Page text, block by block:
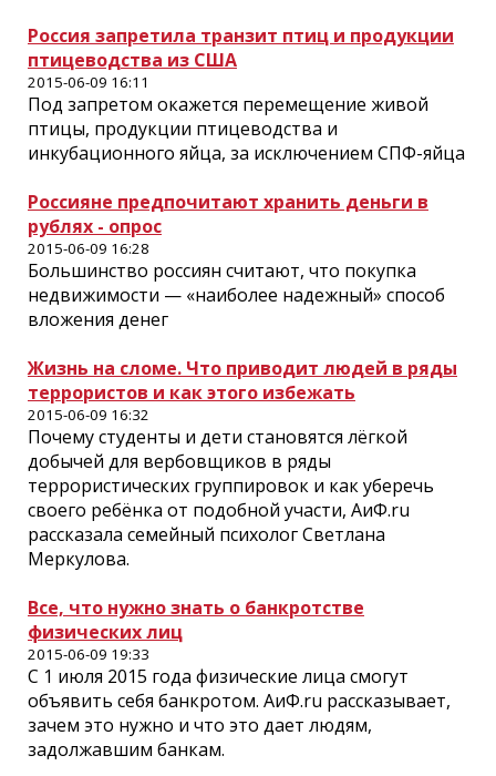
Россия запретила транзит птиц и продукции
птицеводства из США
2015-06-09 16:11
Под запретом окажется перемещение живой
птицы, продукции птицеводства и
инкубационного яйца, за исключением СПФ-яйца
Россияне предпочитают хранить деньги в
рублях - опрос
2015-06-09 16:28
Большинство россиян считают, что покупка
недвижимости — «наиболее надежный» способ
вложения денег
Жизнь на сломе. Что приводит людей в ряды
террористов и как этого избежать
2015-06-09 16:32
Почему студенты и дети становятся лёгкой
добычей для вербовщиков в ряды
террористических группировок и как уберечь
своего ребёнка от подобной участи, АиФ.ru
рассказала семейный психолог Светлана
Меркулова.
Все, что нужно знать о банкротстве
физических лиц
2015-06-09 19:33
С 1 июля 2015 года физические лица смогут
объявить себя банкротом. АиФ.ru рассказывает,
зачем это нужно и что это дает людям,
задолжавшим банкам.